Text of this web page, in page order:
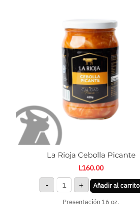
La Rioja Cebolla Picante
L160.00
- +
Añadir al carrito
Presentación 16 oz.